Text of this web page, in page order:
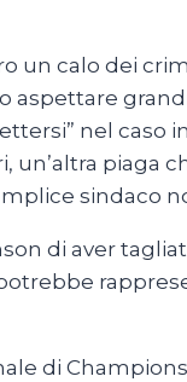
un calo dei
aspettare
nel caso
un’altra piaga
sindaco
di aver
di